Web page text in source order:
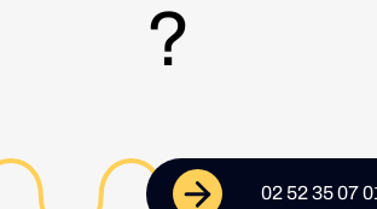
?
02 52 35 07